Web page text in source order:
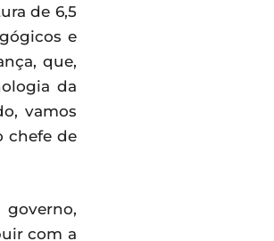
de 6,5
e
que,
da
vamos
chefe de
com a